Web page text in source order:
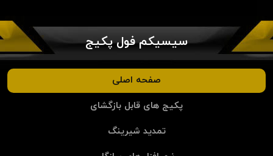
سیسیکم فول پکیج
صفحه اصلی
پکیج های قابل بازگشای
تمدید شیرینگ